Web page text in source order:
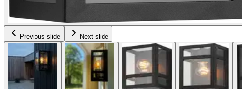
Previous slide Next slide